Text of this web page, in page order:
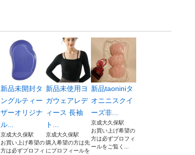
新品未開封タ
ングルティー
ザーオリジナ
ル...
京成大久保駅
お買い上げ希望の
方は必ずプロフィ
新品未使用ヨ
ガウェアレデ
ィース 長袖
ト...
京成大久保駅
購入希望の方は先
にプロフィールを
新品taoniniタ
オニニスクイ
ーズ非...
京成大久保駅
お買い上げ希望の
方は必ずプロフィ
ールをご覧く...